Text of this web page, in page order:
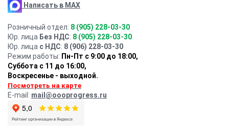
Написать в MAX
Розничный отдел: 8 (905) 228-03-30
Юр. лица Без НДС: 8 (905) 228-03-30
Юр. лица с НДС: 8 (906) 228-03-30
Режим работы: Пн-Пт с 9:00 до 18:00,
Суббота с 11 до 16:00,
Воскресенье - выходной.
Посмотреть на карте
E-mail: mail@oooprogress.ru